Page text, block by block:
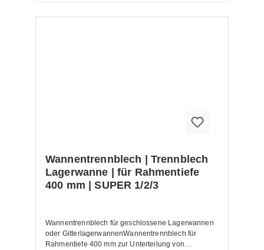
Wannentrennblech | Trennblech
Lagerwanne | für Rahmentiefe
400 mm | SUPER 1/2/3
Wannentrennblech für geschlossene Lagerwannen
oder GitterlagerwannenWannentrennblech für
Rahmentiefe 400 mm zur Unterteilung von